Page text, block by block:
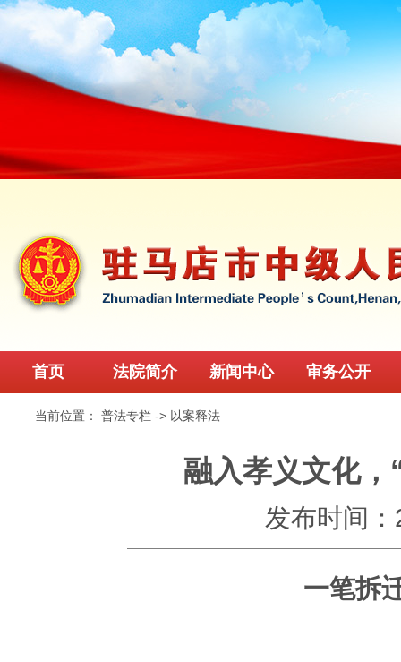
首页 法院简介 新闻中心 审务公开
当前位置：普法专栏 -> 以案释法
融入孝义文化，
发布时间
一笔拆